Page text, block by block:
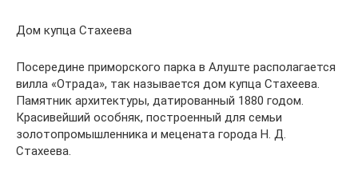
Дом купца Стахеева
Посередине приморского парка в Алуште располагается
вилла «Отрада», так называется дом купца Стахеева.
Памятник архитектуры, датированный 1880 годом.
Красивейший особняк, построенный для семьи
золотопромышленника и мецената города Н. Д.
Стахеева.